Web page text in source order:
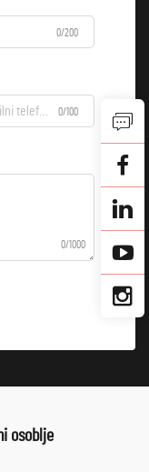
0/200
0/100
0/1000
osoblje